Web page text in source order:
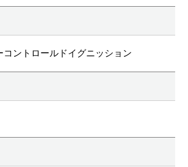
コントロールドイグニッション